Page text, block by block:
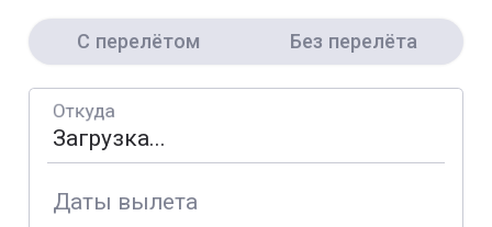
С перелётом Без перелёта
Откуда
Даты вылета